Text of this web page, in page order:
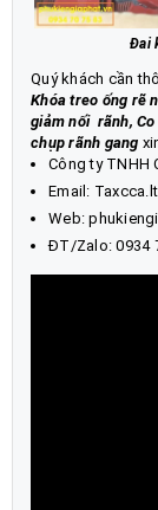
Đai
Quý khách cần
Khóa treo ống rẽ
giảm nối rãnh,
chụp rãnh gang
Công ty TNHH
Email:
Web:
ĐT/Zalo:0934